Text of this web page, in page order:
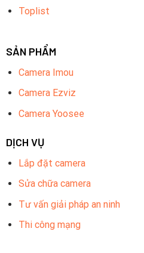
Toplist
SẢN PHẨM
Camera Imou
Camera Ezviz
Camera Yoosee
DỊCH VỤ
Lắp đặt camera
Sửa chữa camera
Tư vấn giải pháp an ninh
Thi công mạng